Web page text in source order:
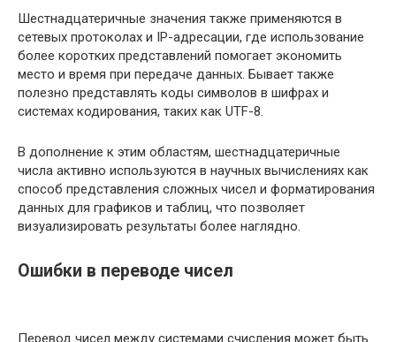
Шестнадцатеричные значения также применяются в
сетевых протоколах и IP-адресации, где использование
более коротких представлений помогает экономить
место и время при передаче данных. Бывает также
полезно представлять коды символов в шифрах и
системах кодирования, таких как UTF-8.
В дополнение к этим областям, шестнадцатеричные
числа активно используются в научных вычислениях как
способ представления сложных чисел и форматирования
данных для графиков и таблиц, что позволяет
визуализировать результаты более наглядно.
Ошибки в переводе чисел
Перевод чисел между системами счисления может быть